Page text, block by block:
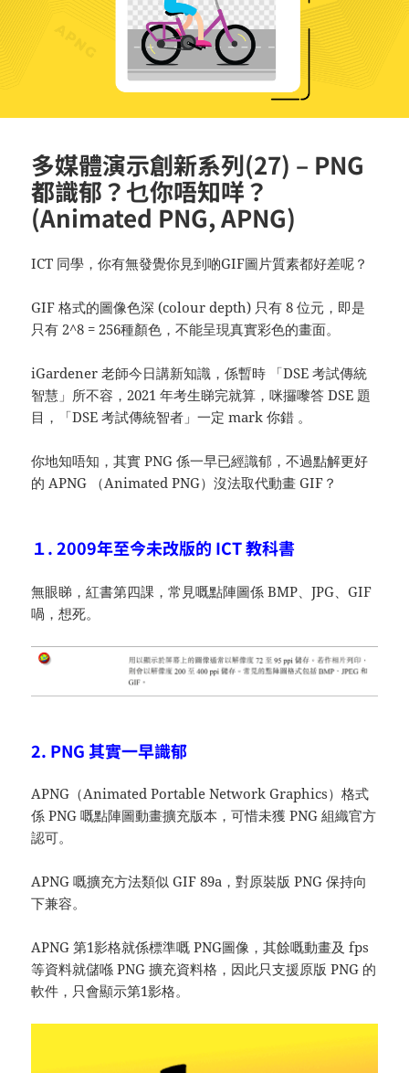
多媒體演示創新系列(27) – PNG
都識郁？乜你唔知咩？
(Animated PNG, APNG)
ICT 同學，你有無發覺你見到啲GIF圖片質素都好差呢？
GIF 格式的圖像色深 (colour depth) 只有 8 位元，即是
只有 2^8 = 256種顏色，不能呈現真實彩色的畫面。
iGardener 老師今日講新知識，係暫時 「DSE 考試傳統
智慧」所不容，2021 年考生睇完就算，咪攞嚟答 DSE 題
目，「DSE 考試傳統智者」一定 mark 你錯 。
你地知唔知，其實 PNG 係一早已經識郁，不過點解更好
的 APNG （Animated PNG）沒法取代動畫 GIF？
１. 2009年至今未改版的 ICT 教科書
無眼睇，紅書第四課，常見嘅點陣圖係 BMP、JPG、GIF
喎，想死。
2. PNG 其實一早識郁
APNG（Animated Portable Network Graphics）格式
係 PNG 嘅點陣圖動畫擴充版本，可惜未獲 PNG 組織官方
認可。
APNG 嘅擴充方法類似 GIF 89a，對原裝版 PNG 保持向
下兼容。
APNG 第1影格就係標準嘅 PNG圖像，其餘嘅動畫及 fps
等資料就儲喺 PNG 擴充資料格，因此只支援原版 PNG 的
軟件，只會顯示第1影格。